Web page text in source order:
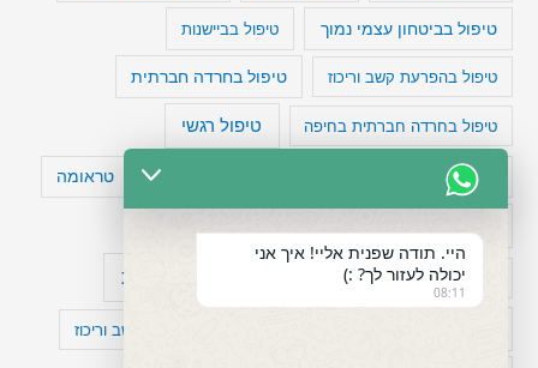
טיפול בביטחון עצמי נמוך טיפול בביישנות
טיפול בהפרעת קשב וריכוז טיפול בחרדה חברתית
טיפול בחרדה חברתית בחיפה טיפול רגשי
טיפול תרופתי להפרעת קשב טעויות חשיבה טראומה
מפורסמים עם הפרעת קשב עיצות
קומורבידיות להפרעת קשב וריכוז
היי. תודה שפנית אליי! איך אני
יכולה לעזור לך? :)
08:11